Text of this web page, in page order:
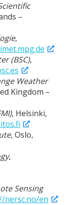
–
,
(BSC),
Weather
Kingdom –
, Helsinki,
, Oslo,
,
Sensing
nersc.no/en